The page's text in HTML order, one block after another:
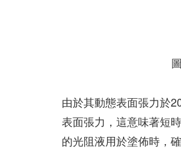
由於其動態表面張力於
表面張力，這意味著短
的光阻液用於塗佈時，